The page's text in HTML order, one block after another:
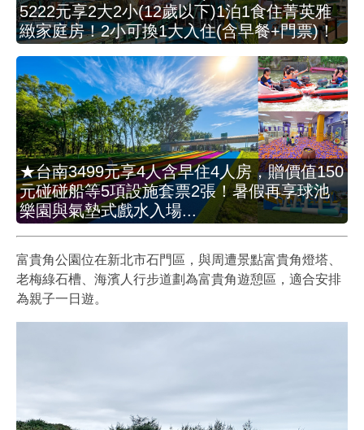
5222元享2大2小(12歲以下)1泊1食住菁英雅
緻家庭房！2小可換1大入住(含早餐+門票)！
★台南3499元享4人含早住4人房，贈價值150
元碰碰船等5項設施套票2張！暑假再享球池
樂園與氣墊式戲水入場...
富貴角公園位在新北市石門區，與周遭景點富貴角燈塔、
老梅綠石槽、海濱人行步道劃為富貴角遊憩區，適合安排
為親子一日遊。